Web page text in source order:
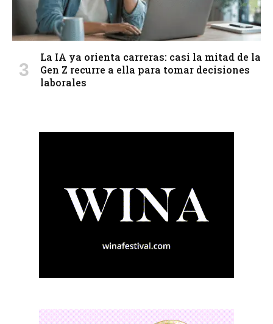
La IA ya orienta carreras: casi la mitad de la
Gen Z recurre a ella para tomar decisiones
laborales